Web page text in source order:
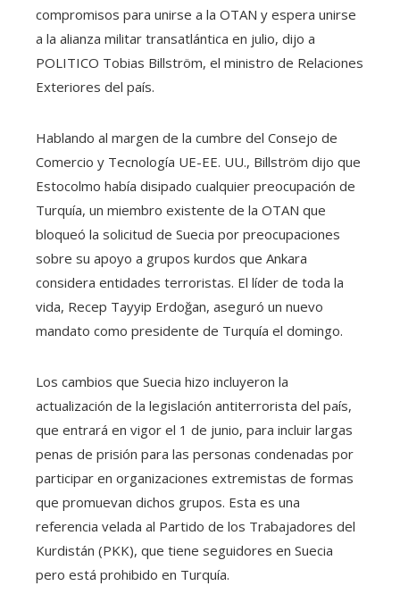
compromisos para unirse a la OTAN y espera unirse
a la alianza militar transatlántica en julio, dijo a
POLITICO Tobias Billström, el ministro de Relaciones
Exteriores del país.
Hablando al margen de la cumbre del Consejo de
Comercio y Tecnología UE-EE. UU., Billström dijo que
Estocolmo había disipado cualquier preocupación de
Turquía, un miembro existente de la OTAN que
bloqueó la solicitud de Suecia por preocupaciones
sobre su apoyo a grupos kurdos que Ankara
considera entidades terroristas. El líder de toda la
vida, Recep Tayyip Erdoğan, aseguró un nuevo
mandato como presidente de Turquía el domingo.
Los cambios que Suecia hizo incluyeron la
actualización de la legislación antiterrorista del país,
que entrará en vigor el 1 de junio, para incluir largas
penas de prisión para las personas condenadas por
participar en organizaciones extremistas de formas
que promuevan dichos grupos. Esta es una
referencia velada al Partido de los Trabajadores del
Kurdistán (PKK), que tiene seguidores en Suecia
pero está prohibido en Turquía.